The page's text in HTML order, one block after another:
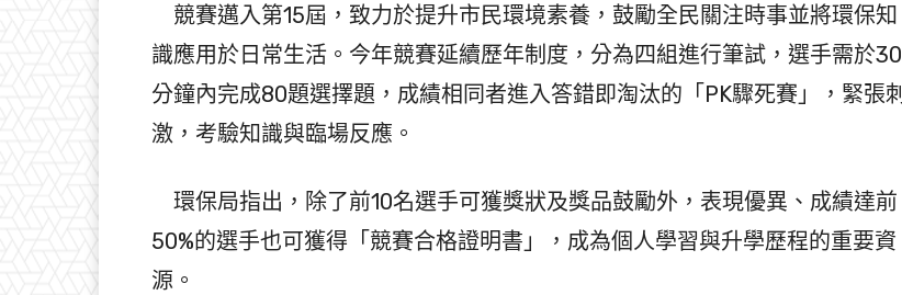
競賽邁入第15屆，致力於提升市民環境素養，鼓勵全民關注時事並將環保知
識應用於日常生活。今年競賽延續歷年制度，分為四組進行筆試，選手需於30
分鐘內完成80題選擇題，成績相同者進入答錯即淘汰的「PK驟死賽」，緊張刺
激，考驗知識與臨場反應。
環保局指出，除了前10名選手可獲獎狀及獎品鼓勵外，表現優異、成績達前
50%的選手也可獲得「競賽合格證明書」，成為個人學習與升學歷程的重要資
源。